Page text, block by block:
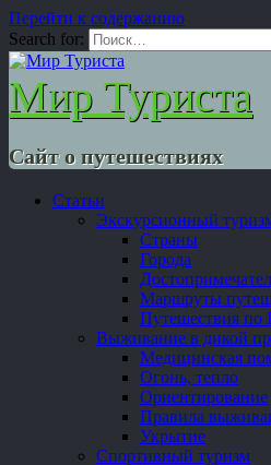
Перейти к содержанию
Search for:
Мир Туриста
Сайт о путешествиях
Статьи
Экскурсионный
Страны
Города
Маршруты
Путешествия по
Выживание в дикой
Медицинская
Огонь, тепло
Ориентирование
Правила
Укрытие
Спортивный туризм